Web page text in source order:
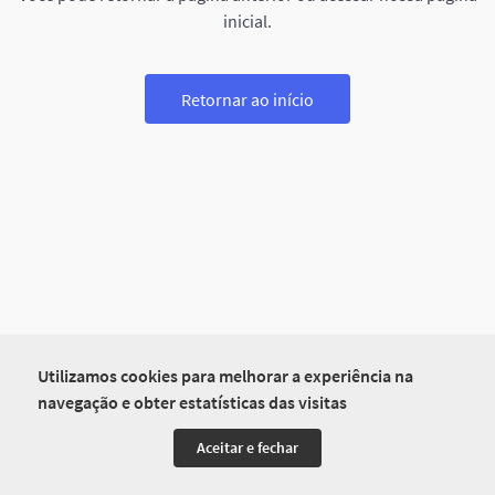
Utilizamos cookies para melhorar a experiência na
navegação e obter estatísticas das visitas
Aceitar e fechar
inicial.
Retornar ao início